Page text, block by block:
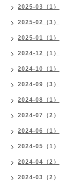
2025-03（1）
2025-02（3）
2025-01（1）
2024-12（1）
2024-10（1）
2024-09（3）
2024-08（1）
2024-07（2）
2024-06（1）
2024-05（1）
2024-04（2）
2024-03（2）